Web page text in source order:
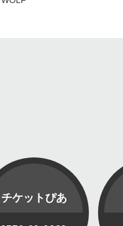
チケットぴあ